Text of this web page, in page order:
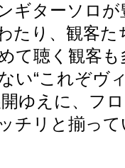
ギターソロが
たり、観客た
て聴く観客
い“これぞヴ
ゆえに、フ
チリと揃っ